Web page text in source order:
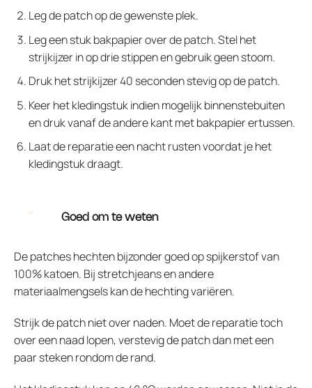
Leg de patch op de gewenste plek.
Leg een stuk bakpapier over de patch. Stel het
strijkijzer in op drie stippen en gebruik geen stoom.
Druk het strijkijzer 40 seconden stevig op de patch.
Keer het kledingstuk indien mogelijk binnenstebuiten
en druk vanaf de andere kant met bakpapier ertussen.
Laat de reparatie een nacht rusten voordat je het
kledingstuk draagt.
Goed om te weten
De patches hechten bijzonder goed op spijkerstof van
100% katoen. Bij stretchjeans en andere
materiaalmengsels kan de hechting variëren.
Strijk de patch niet over naden. Moet de reparatie toch
over een naad lopen, verstevig de patch dan met een
paar steken rondom de rand.